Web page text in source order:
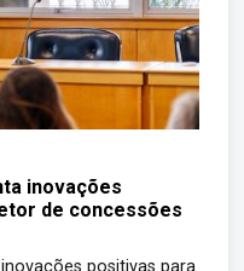
inovações
de concessões
positivas para